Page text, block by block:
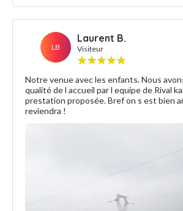
LB
Laurent B.
Visiteur
Notre venue avec les enfants. Nous
qualité de l accueil par l equipe de Rival
prestation proposée. Bref on s est bien
reviendra !